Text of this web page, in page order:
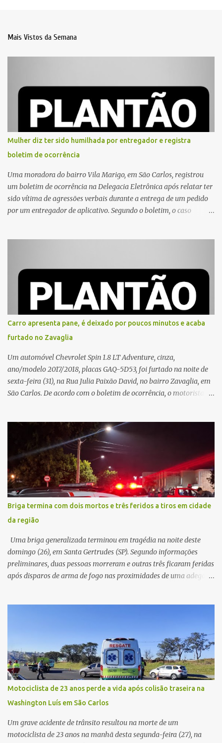
Mais Vistos da Semana
Mulher diz ter sido humilhada por entregador e registra
boletim de ocorrência
Uma moradora do bairro Vila Marigo, em São Carlos, registrou
um boletim de ocorrência na Delegacia Eletrônica após relatar ter
sido vítima de agressões verbais durante a entrega de um pedido
por um entregador de aplicativo. Segundo o boletim, o caso
proximidades. Ainda conforme o registro policial, a vítima relatou
que, ao receber a entrega, voltou a ser ofendida com palavras de
baixo calão e insultos. Ela informou à Polícia Civil que mora
sozinha e que se sentiu ameaçada, coagida e humilhada com a
situação. Fonte: São Carlos Agora
Carro apresenta pane, é deixado por poucos minutos e acaba
furtado no Zavaglia
Um automóvel Chevrolet Spin 1.8 LT Adventure, cinza,
ano/modelo 2017/2018, placas GAQ-5D53, foi furtado na noite de
sexta-feira (31), na Rua Julia Paixão David, no bairro Zavaglia, em
São Carlos. De acordo com o boletim de ocorrência, o motorista
partida. Ainda segundo o registro policial, o condutor estacionou o
carro, certificou-se de que todas as portas estavam trancadas,
permaneceu com a chave de ignição e se ausentou do local por
cerca de dez minutos para buscar ajuda. Ao retornar, constatou
que o automóvel havia desaparecido. A vítima realizou buscas
pelas imediações, mas não conseguiu localizar o veículo.
Conforme o boletim, um menino de aproximadamente 10 anos
relatou ter visto a Spin passando pelo local fazendo um forte ruído,
característica compatível com o problema mecânico que o veículo
já apresentava antes do furto. O carro possui seguro e, segundo a
v...
Briga termina com dois mortos e três feridos a tiros em cidade
da região
Uma briga generalizada terminou em tragédia na noite deste
domingo (26), em Santa Gertrudes (SP). Segundo informações
preliminares, duas pessoas morreram e outras três ficaram feridas
após disparos de arma de fogo nas proximidades de uma adega. O
diversos disparos. Duas vítimas morreram ainda no local. Outras
três pessoas foram baleadas e socorridas. Até o momento, não
foram divulgadas informações oficiais sobre o estado de saúde dos
feridos. Equipes da Polícia Militar de Santa Gertrudes atenderam a
ocorrência e isolaram a área para o trabalho da perícia. Até a
última atualização, nenhum suspeito havia sido preso. A Polícia
Civil investigará a motivação da briga, a autoria dos disparos e as
circunstâncias do crime. A ocorrência segue em anda...
Motociclista de 23 anos perde a vida após colisão traseira na
Washington Luís em São Carlos
Um grave acidente de trânsito resultou na morte de um
motociclista de 23 anos na manhã desta segunda-feira (27), na